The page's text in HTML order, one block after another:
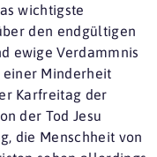
wichtigste
den endgültigen
ewige Verdammnis
einer Minderheit
Karfreitag der
der Tod Jesu
die Menschheit von